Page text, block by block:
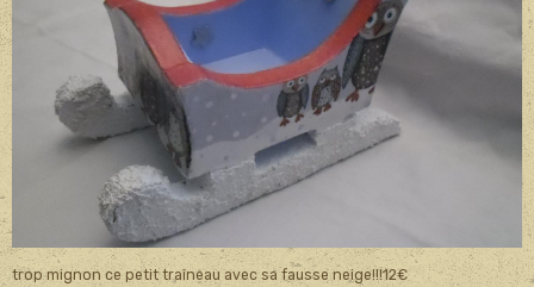
trop mignon ce petit traîneau avec sa fausse neige!!!12€